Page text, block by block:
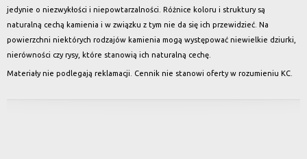
jedynie o niezwykłości i niepowtarzalności. Różnice koloru i struktury są
naturalną cechą kamienia i w związku z tym nie da się ich przewidzieć. Na
powierzchni niektórych rodzajów kamienia mogą występować niewielkie dziurki,
nierówności czy rysy, które stanowią ich naturalną cechę.
Materiały nie podlegają reklamacji. Cennik nie stanowi oferty w rozumieniu KC.